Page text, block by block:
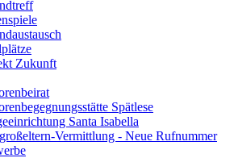
Zukunft
Spätlese
Santa Isabella
Vermittlung - Neue Rufnummer